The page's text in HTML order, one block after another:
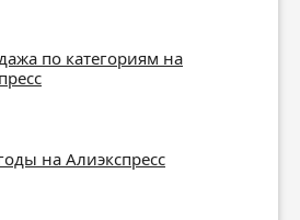
по категориям на
на Алиэкспресс